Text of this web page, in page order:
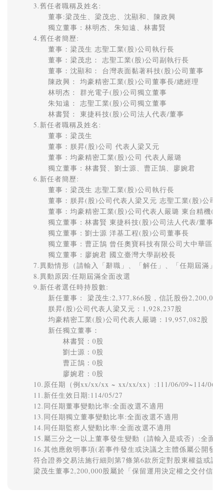
3.舊任者職稱及姓名:
董事:梁茂生、梁茂忠、沈顯和、陳政興
獨立董事：林明杰、朱知遠、林書賢
4.舊任者簡歷:
董事：梁茂生 志聖工業(股)公司執行長
董事：梁茂忠： 志聖工業(股)公司副執行長
董事：沈顯和： 台灣表面黏著科技(股)公司董事
陳政興： 均豪精密工業(股)公司董事長/總經理
林明杰： 群光電子(股)公司獨立董事
朱知遠： 志聖工業(股)公司獨立董事
林書賢： 東捷科技(股)公司法人代表/董事
5.新任者職稱及姓名:
董事：梁茂生
董事：朕昇(股)公司 代表人梁又元
董事：均豪精密工業(股)公司 代表人嚴璐
獨立董事：林書賢、劉士源、曹正鵠、廖婉君
6.新任者簡歷:
董事：梁茂生 志聖工業(股)公司執行長
董事：朕昇(股)公司代表人梁又元 志聖工業(股)公
董事：均豪精密工業(股)公司代表人嚴璐 東台精機(
獨立董事：林書賢 東捷科技(股)公司法人代表/董事
獨立董事：劉士源 洋基工程(股)公司董事長
獨立董事：曹正鵠 曾任奧寶科技有限公司大中華區
獨立董事：廖婉君 國立臺灣大學副校長
7.異動情形（請輸入「辭職」、「解任」、「任期屆滿
8.異動原因:任期屆滿全面改選
9.新任者選任時持股數:
新任董事： 梁茂生:2,377,866股，信託股份
朕昇(股)公司代表人梁又元：1,928,237股
均豪精密工業(股)公司代表人嚴璐：19,957,082股
新任獨立董事：
林書賢：0股
劉士源：0股
曹正鵠：0股
廖婉君：0股
10.原任期（例xx/xx/xx ~ xx/xx/xx）:111/06/09~114/06/
11.新任生效日期:114/05/27
12.同任期董事變動比率:全面改選不適用
13.同任期獨立董事變動比率:全面改選不適用
14.同任期監察人變動比率:全面改選不適用
15.屬三分之一以上董事發生變動（請輸入是或否）:全面
16.其他應敘明事項(若事件發生或決議之主體係屬公開
符合證券交易法施行細則第7條第6款所定對股東權益或